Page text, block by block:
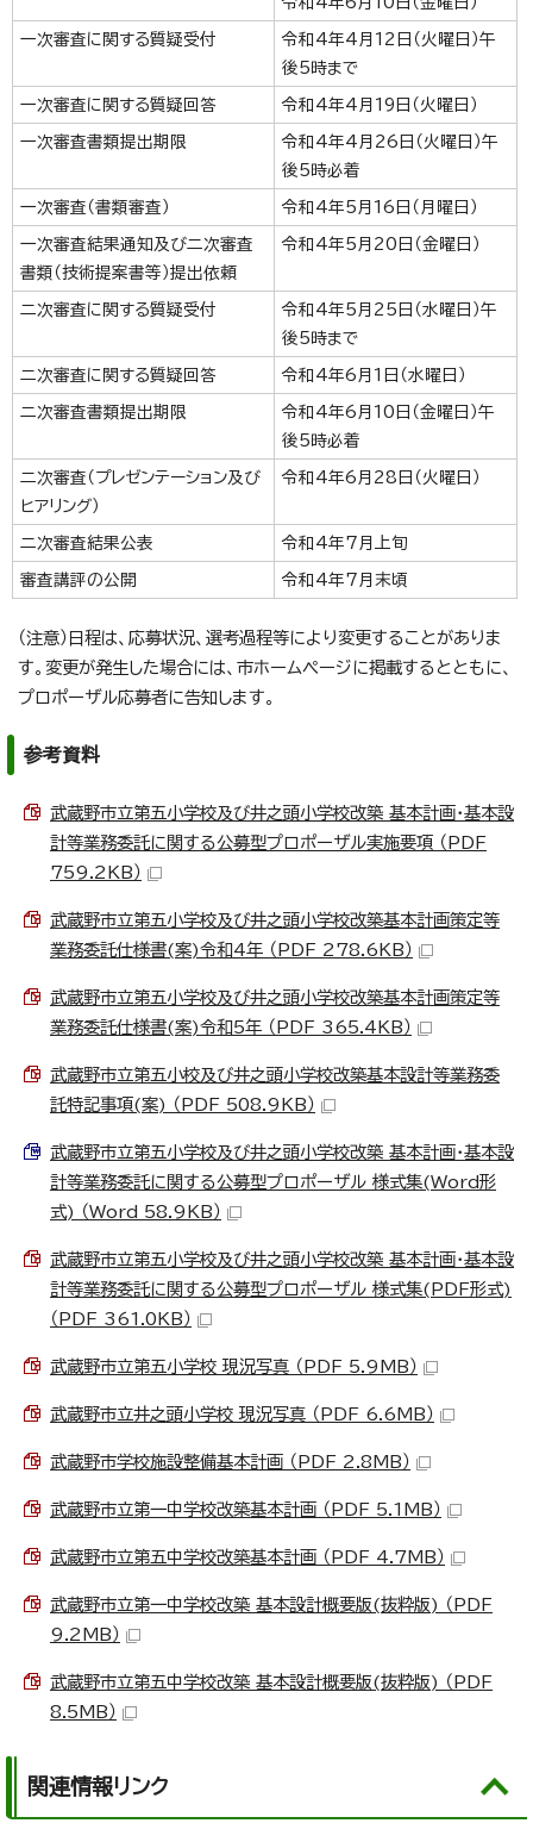
一次審査に関する質疑受付
令和4年4月12日（火曜日）午
後5時まで
一次審査に関する質疑回答 令和4年4月19日（火曜日）
一次審査書類提出期限
令和4年4月26日（火曜日）午
後5時必着
一次審査（書類審査） 令和4年5月16日（月曜日）
一次審査結果通知及び二次審査
書類（技術提案書等）提出依頼
令和4年5月20日（金曜日）
二次審査に関する質疑受付
令和4年5月25日（水曜日）午
後5時まで
二次審査に関する質疑回答 令和4年6月1日（水曜日）
二次審査書類提出期限
令和4年6月10日（金曜日）午
後5時必着
二次審査（プレゼンテーション及び
ヒアリング）
令和4年6月28日（火曜日）
二次審査結果公表 令和4年7月上旬
審査講評の公開 令和4年7月末頃
（注意）日程は、応募状況、選考過程等により変更することがありま
す。変更が発生した場合には、市ホームページに掲載するとともに、
プロポーザル応募者に告知します。
参考資料
武蔵野市立第五小学校及び井之頭小学校改築 基本計画・基本設
計等業務委託に関する公募型プロポーザル実施要項 （PDF
759.2KB）
武蔵野市立第五小学校及び井之頭小学校改築基本計画策定等
業務委託仕様書(案)令和4年 （PDF 278.6KB）
武蔵野市立第五小学校及び井之頭小学校改築基本計画策定等
業務委託仕様書(案)令和5年 （PDF 365.4KB）
武蔵野市立第五小校及び井之頭小学校改築基本設計等業務委
託特記事項(案) （PDF 508.9KB）
武蔵野市立第五小学校及び井之頭小学校改築 基本計画・基本設
計等業務委託に関する公募型プロポーザル 様式集(Word形
式) （Word 58.9KB）
武蔵野市立第五小学校及び井之頭小学校改築 基本計画・基本設
計等業務委託に関する公募型プロポーザル 様式集(PDF形式)
（PDF 361.0KB）
武蔵野市立第五小学校 現況写真 （PDF 5.9MB）
武蔵野市立井之頭小学校 現況写真 （PDF 6.6MB）
武蔵野市学校施設整備基本計画 （PDF 2.8MB）
武蔵野市立第一中学校改築基本計画 （PDF 5.1MB）
武蔵野市立第五中学校改築基本計画 （PDF 4.7MB）
武蔵野市立第一中学校改築 基本設計概要版(抜粋版) （PDF
9.2MB）
武蔵野市立第五中学校改築 基本設計概要版(抜粋版) （PDF
8.5MB）
関連情報リンク